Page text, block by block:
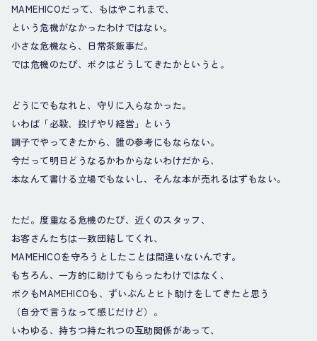
MAMEHICOだって、もはやこれまで、
という危機がなかったわけではない。
小さな危機なら、日常茶飯事だ。
では危機のたび、ボクはどうしてきたかというと。
どうにでもなれと、守りに入らなかった。
いわば「必殺、投げやり経営」という
調子でやってきたから、誰の参考にもならない。
今だって明日どうなるかわからないわけだから、
本なんて書ける立場でもないし、そんな本が売れるはずもない。
ただ。度重なる危機のたび、近くのスタッフ、
お客さんたちは一致団結してくれ、
MAMEHICOを守ろうとしたことは間違いないんです。
もちろん、一方的に助けてもらったわけではなく、
ボクもMAMEHICOも、ずいぶんとヒト助けをしてきたと思う
（自分で言うなって感じだけど）。
いわゆる、持ちつ持たれつの互助関係があって、